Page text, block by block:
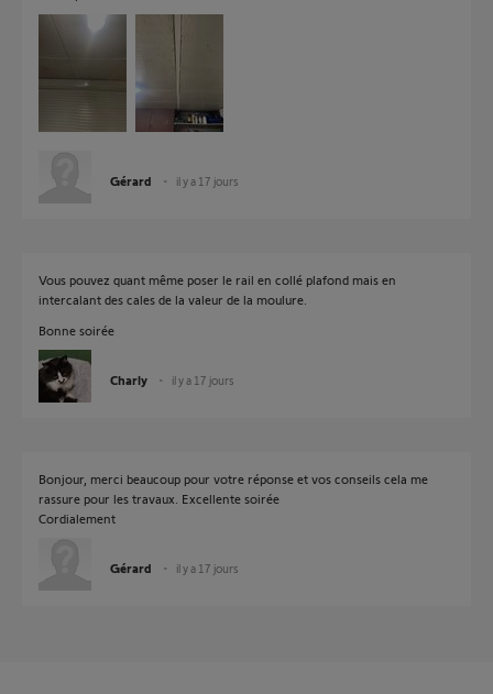
Gérard il y a 17 jours
Vous pouvez quant même poser le rail en collé plafond mais en
intercalant des cales de la valeur de la moulure.
Bonne soirée
Charly il y a 17 jours
Bonjour, merci beaucoup pour votre réponse et vos conseils cela me
rassure pour les travaux. Excellente soirée
Cordialement
Gérard il y a 17 jours